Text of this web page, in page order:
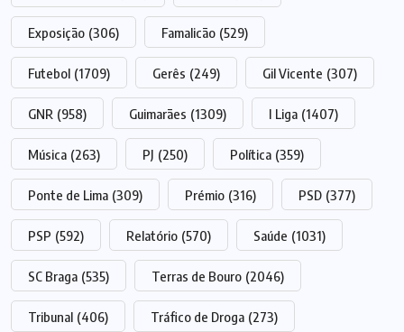
Exposição (306) Famalicão (529)
Futebol (1709) Gerês (249) Gil Vicente (307)
GNR (958) Guimarães (1309) I Liga (1407)
Música (263) PJ (250) Política (359)
Ponte de Lima (309) Prémio (316) PSD (377)
PSP (592) Relatório (570) Saúde (1031)
SC Braga (535) Terras de Bouro (2046)
Tribunal (406) Tráfico de Droga (273)